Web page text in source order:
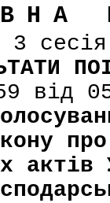
3
від